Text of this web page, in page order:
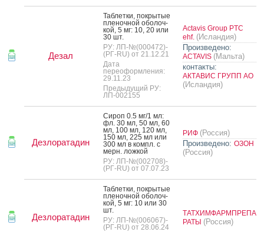
Дезал
Таб­летки, пок­ры­тые
пле­ноч­ной обо­лоч­
кой, 5 мг: 10, 20 или
30 шт.
РУ: ЛП-№(000472)-
(РГ-RU) от 21.12.21
Дата
переоформления:
29.11.23
Предыдущий РУ:
ЛП-002155
Actavis Group PTC
ehf. (Исландия)
Произведено:
ACTAVIS (Мальта)
контакты:
АКТАВИС ГРУПП АО
(Исландия)
Дезлоратадин
Си­роп 0.5 мг/1 мл:
фл. 30 мл, 50 мл, 60
мл, 100 мл, 120 мл,
150 мл, 225 мл или
300 мл в компл. с
мерн. лож­кой
РУ: ЛП-№(002708)-
(РГ-RU) от 07.07.23
РИФ (Россия)
Произведено: ОЗОН
(Россия)
Дезлоратадин
Таб­летки, пок­ры­тые
пле­ноч­ной обо­лоч­
кой, 5 мг: 10 или 30
шт.
РУ: ЛП-№(006067)-
(РГ-RU) от 28.06.24
ТАТХИМФАРМПРЕПА
РАТЫ (Россия)